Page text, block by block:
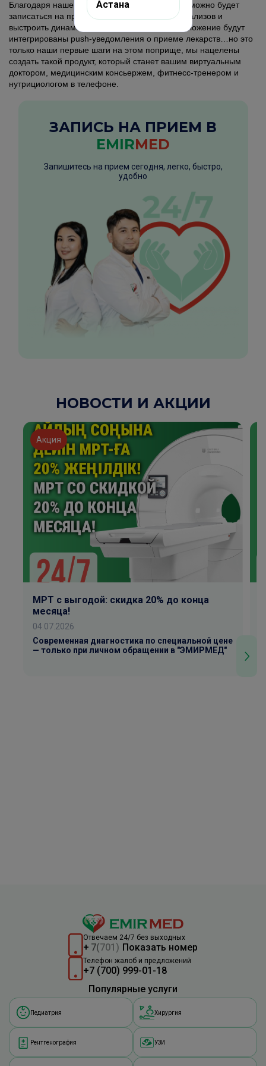
Благодаря нашему мобильному приложению можно будет
записаться на прием, получить результаты анализов и
выстроить динамику результатов, также в приложение будут
интегрированы push-уведомления о приеме лекарств…но это
только наши первые шаги на этом поприще, мы нацелены
создать такой продукт, который станет вашим виртуальным
доктором, медицинским консьержем, фитнесс-тренером и
нутрициологом в телефоне.
ЗАПИСЬ НА ПРИЕМ В
EMIRMED
Запишитесь на прием сегодня, легко, быстро,
удобно
НОВОСТИ И АКЦИИ
Акция
МРТ с выгодой: скидка 20% до конца
месяца!
04.07.2026
Современная диагностика по специальной цене
— только при личном обращении в "ЭМИРМЕД"
Отвечаем 24/7 без выходных
+ 7(701) Показать номер
Телефон жалоб и предложений
+7 (700) 999-01-18
Популярные услуги
Педиатрия Хирургия
Рентгенография УЗИ
Астана